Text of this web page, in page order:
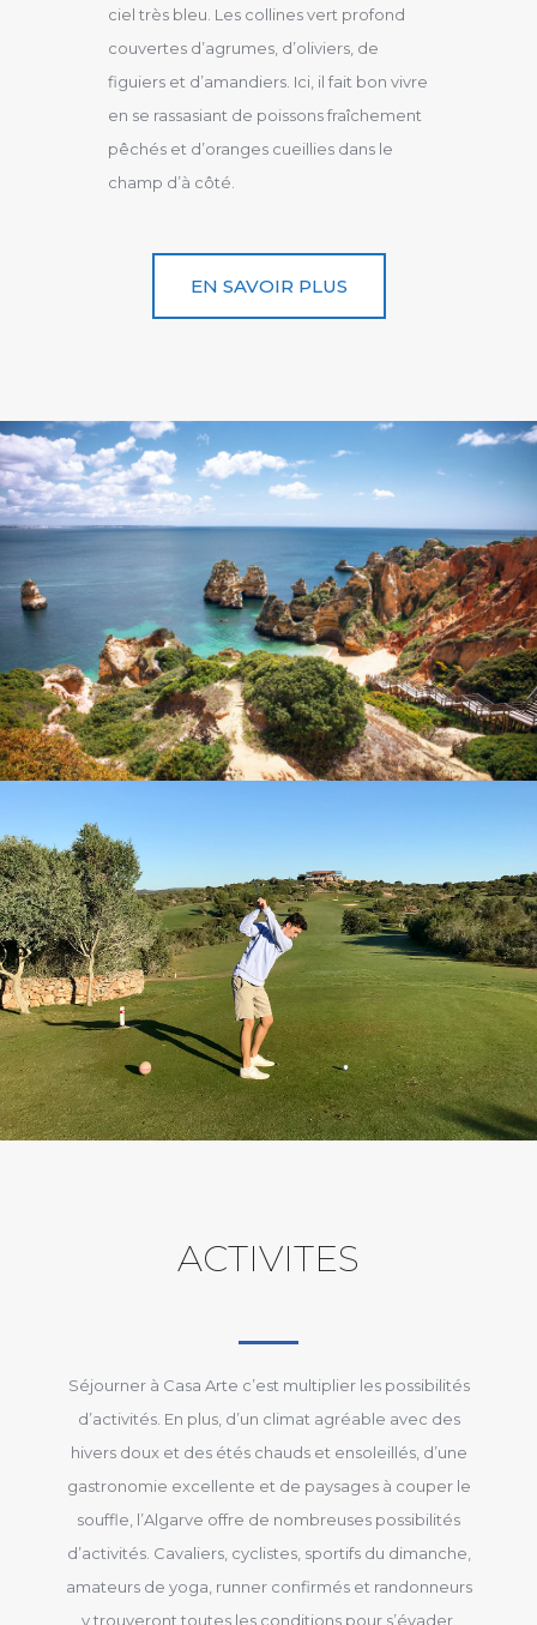
ciel très bleu. Les collines vert profond
couvertes d’agrumes, d’oliviers, de
figuiers et d’amandiers. Ici, il fait bon vivre
en se rassasiant de poissons fraîchement
pêchés et d’oranges cueillies dans le
champ d’à côté.
EN SAVOIR PLUS
ACTIVITES
Séjourner à Casa Arte c’est multiplier les possibilités
d’activités. En plus, d’un climat agréable avec des
hivers doux et des étés chauds et ensoleillés, d’une
gastronomie excellente et de paysages à couper le
souffle, l’Algarve offre de nombreuses possibilités
d’activités. Cavaliers, cyclistes, sportifs du dimanche,
amateurs de yoga, runner confirmés et randonneurs
y trouveront toutes les conditions pour s’évader.